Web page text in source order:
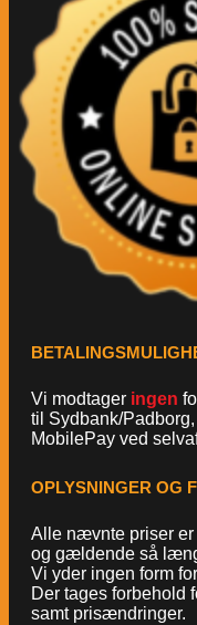
Vi modtager ingen
til Sydbank/
MobilePay ved
OPLYSNINGER OG
Alle nævnte priser er
og gældende så
Vi yder ingen form
Der tages forbehold
samt prisændringer.